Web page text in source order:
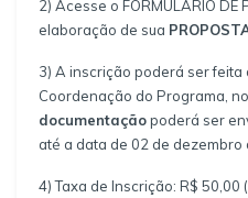
2) Acesse o FORMULÁRIO DE
elaboração de sua
3) A inscrição poderá ser
Coordenação do Programa,
documentaçãopoderá ser
até a data de 02 de dezembro
4) Taxa de Inscrição: R$ 50,00